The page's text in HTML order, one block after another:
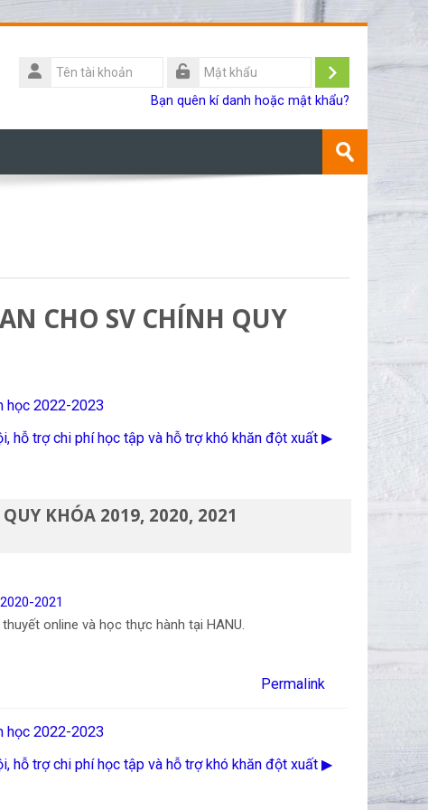
Tên
tài
Đăng
Bạn quên kí danh hoặc mật khẩu?
khoá
Gửi
CHO SV CHÍNH QUY
học 2022-2023
hỗ trợ chi phí học tập và hỗ trợ khó khăn đột xuất ▶︎
KHÓA 2019, 2020, 2021
2021
online và học thực hành tại HANU.
Permalink
học 2022-2023
hỗ trợ chi phí học tập và hỗ trợ khó khăn đột xuất ▶︎